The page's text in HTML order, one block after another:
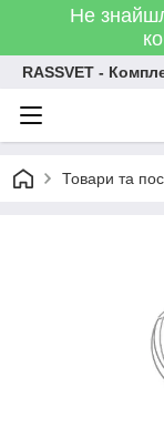
Не
RASSVET -
Товари та